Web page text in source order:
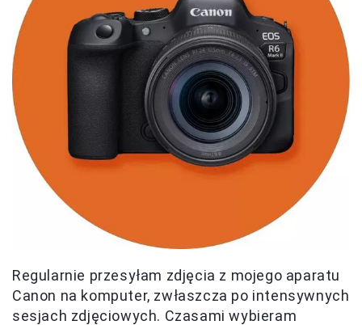
Regularnie przesyłam zdjęcia z mojego aparatu
Canon na komputer, zwłaszcza po intensywnych
sesjach zdjęciowych. Czasami wybieram